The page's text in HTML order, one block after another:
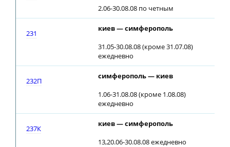
2.06-30.08.08 по четным
231
киев — симферополь
31.05-30.08.08 (кроме 31.07.08)
ежедневно
232П
симферополь — киев
1.06-31.08.08 (кроме 1.08.08)
ежедневно
237К
киев — симферополь
13,20.06-30.08.08 ежедневно